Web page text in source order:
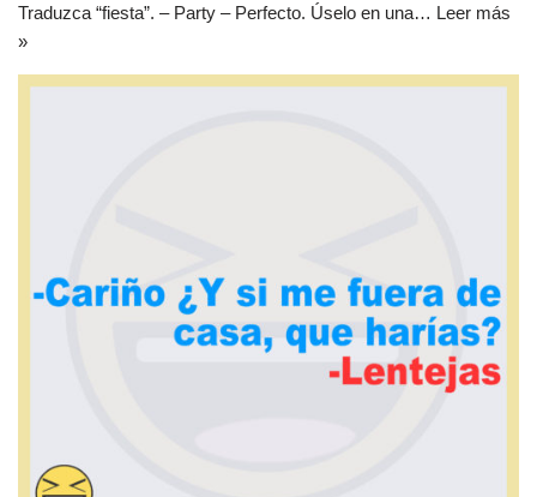
Traduzca “fiesta”. – Party – Perfecto. Úselo en una… Leer más
»